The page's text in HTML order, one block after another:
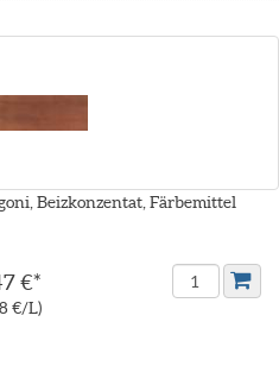
Beizkonzentat, Färbemittel
€*
€/L)